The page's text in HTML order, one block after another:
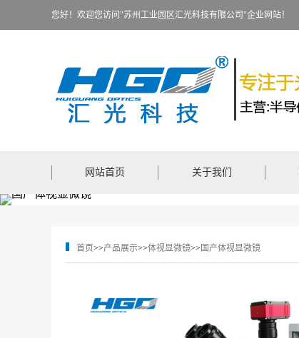
您好！欢迎您访问"苏州工业园区汇光科技有限公司"企业网站！
网站首页 关于我们
首页>>产品展示>>体视显微镜>> 国产体视显微镜